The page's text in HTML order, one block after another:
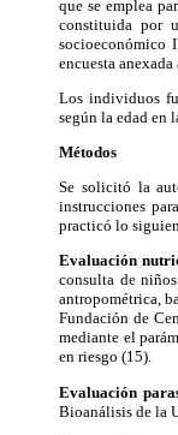
que se emplea
constituida por
socioeconómico
encuesta
Los individuos
según la edad en
Métodos
Se solicitó la
instrucciones
practicó lo
Evaluación
consulta de
antropométrica,
Fundación de
mediante el
en riesgo (15).
Evaluación
Bioanálisis de la